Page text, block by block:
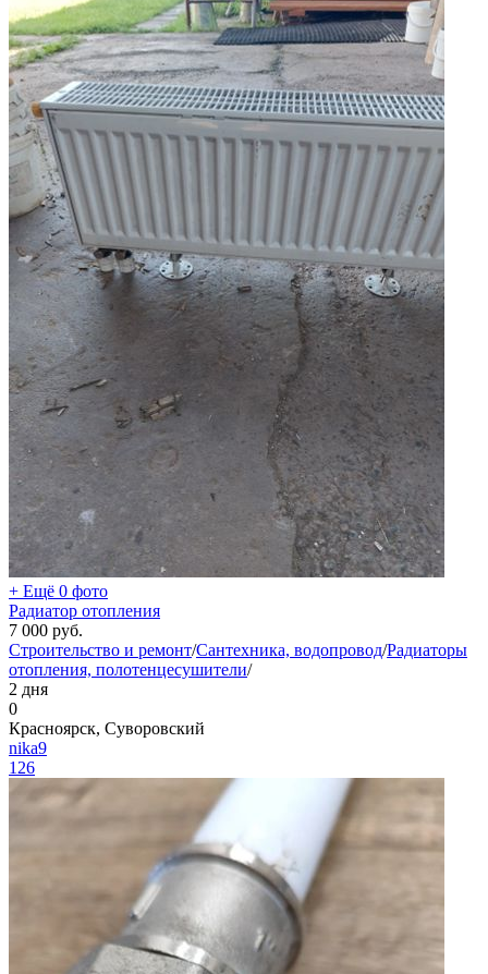
+ Ещё 0 фото
Радиатор отопления
7 000 руб.
Строительство и ремонт/Сантехника, водопровод/Радиаторы
отопления, полотенцесушители/
2 дня
0
Красноярск, Суворовский
nika9
126